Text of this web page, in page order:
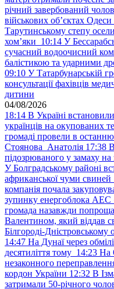
річний завербований
військових обʼєктах Одеси
Тарутинському степу
хом’яки 10:14 У
сучасний водоочисний
балістикою та ударними
09:10 У Татарбунарській
консультації фахівців
дитини
04/08/2026
18:14 В Україні
українців на окупованих
громаді провели в
Стоянова Анатолія 17:38
підозрюваного у замаху на
У Болградському районі
африканської чуми свиней
компанія почала
зупинку енергоблока АЕС
громада назавжди
Валентином, який віддав
Білгороді-Дністровському
14:47 На Дунаї через
десятиліття тому 14:23 На
незаконного
кордон України 12:32 В
затримали 50-річного